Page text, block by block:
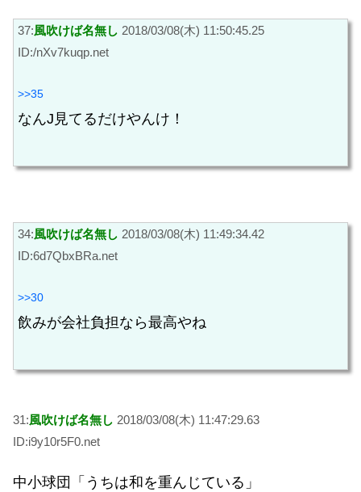
37:風吹けば名無し 2018/03/08(木) 11:50:45.25
ID:/nXv7kuqp.net
>>35
なんJ見てるだけやんけ！
34:風吹けば名無し 2018/03/08(木) 11:49:34.42
ID:6d7QbxBRa.net
>>30
飲みが会社負担なら最高やね
31:風吹けば名無し 2018/03/08(木) 11:47:29.63
ID:i9y10r5F0.net
中小球団「うちは和を重んじている」